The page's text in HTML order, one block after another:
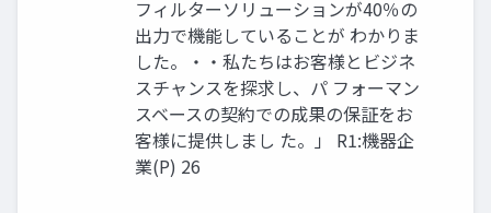
フィルターソリューションが40％の
出力で機能していることが わかりま
した。・・私たちはお客様とビジネ
スチャンスを探求し、パ フォーマン
スベースの契約での成果の保証をお
客様に提供しまし た。」 R1:機器企
業(P) 26